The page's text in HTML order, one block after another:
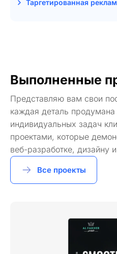
Таргетированная
Выполненные
Представляю вам свои
каждая деталь продумана
индивидуальных задач
проектами, которые
веб-разработке, дизайну
Все проекты